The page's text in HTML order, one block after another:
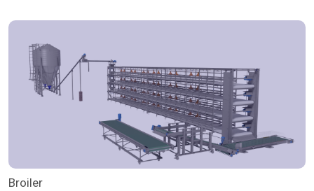
Broiler